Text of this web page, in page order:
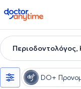
doctoranytime
Περιοδοντολόγος,
DO+